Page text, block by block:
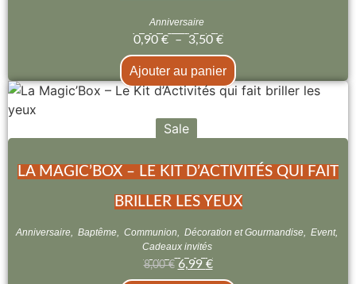
Anniversaire
0,90 € – 3,50 €
Ajouter au panier
Sale
LA MAGIC’BOX – LE KIT D’ACTIVITÉS QUI FAIT
BRILLER LES YEUX
Anniversaire, Baptême, Communion, Décoration et Gourmandise, Event,
Cadeaux invités
8,00€ 6,99 €